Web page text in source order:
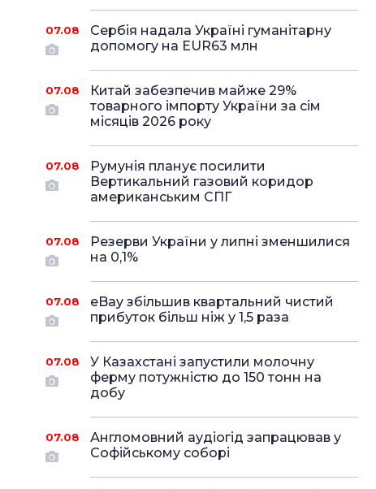
07.08
Сербія надала Україні гуманітарну
допомогу на EUR63 млн
07.08
Китай забезпечив майже 29%
товарного імпорту України за сім
місяців 2026 року
07.08
Румунія планує посилити
Вертикальний газовий коридор
американським СПГ
07.08
Резерви України у липні зменшилися
на 0,1%
07.08
eBay збільшив квартальний чистий
прибуток більш ніж у 1,5 раза
07.08
У Казахстані запустили молочну
ферму потужністю до 150 тонн на
добу
07.08
Англомовний аудіогід запрацював у
Софійському соборі